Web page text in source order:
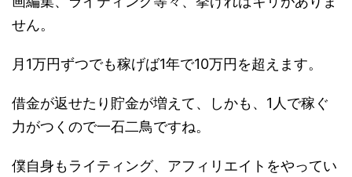
せん。
月1万円ずつでも稼げば1年で10万円を超えます。
借金が返せたり貯金が増えて、しかも、1人で稼ぐ
力がつくので一石二鳥ですね。
僕自身もライティング、アフィリエイトをやってい